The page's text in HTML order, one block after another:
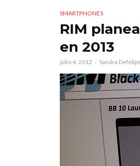
SMARTPHONES
RIM
en 2013
julio 4, 2012 Sandra